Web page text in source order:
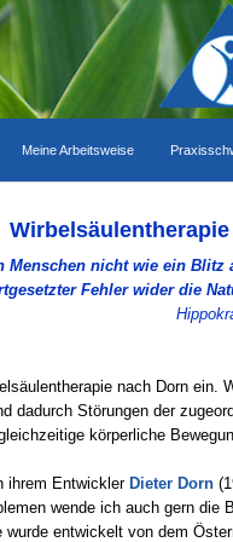
Meine Arbeitsweise
Menschen nicht wie ein Blitz
Fehler wider die
nach Dorn ein.
dadurch Störungen der
körperliche
ihrem Entwickler Dieter Dorn
wende ich auch gern die
entwickelt von dem